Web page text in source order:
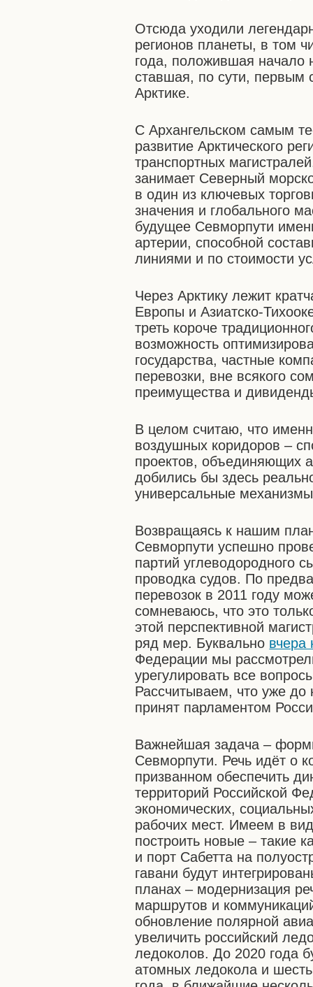
Отсюда уходили
регионов планеты, в том
года, положившая начало
ставшая, по сути,
Арктике.
С Архангельском самым
развитие Арктического
транспортных
занимает Северный
в один из ключевых
значения и глобального
будущее Севморпути
артерии, способной
линиями и по стоимости
Через Арктику лежит
Европы и Азиатско-
треть короче
возможность
государства, частные
перевозки, вне всякого
преимущества и
В целом считаю, что
воздушных коридоров –
проектов, объединяющих
добились бы здесь
универсальные
Возвращаясь к нашим
Севморпути успешно
партий углеводородного
проводка судов. По
перевозок в 2011 году
сомневаюсь, что это
этой перспективной
ряд мер. Буквально вчера
Федерации мы
урегулировать все
Рассчитываем, что уже до
принят парламентом
Важнейшая задача –
Севморпути. Речь идёт о
призванном обеспечить
территорий Российской
экономических,
рабочих мест. Имеем в
построить новые – такие
и порт Сабетта на
гавани будут
планах – модернизация
маршрутов и
обновление полярной
увеличить российский
ледоколов. До 2020 года
атомных ледокола и